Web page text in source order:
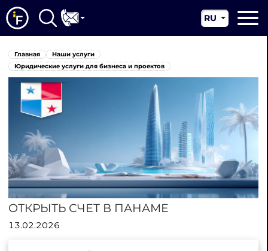
О нас
Наши услуги
Новости
Юрисдикции
Контакты
RU
EN
Главная
Наши услуги
Юридические услуги для бизнеса и проектов
ОТКРЫТЬ СЧЕТ В ПАНАМЕ
13.02.2026